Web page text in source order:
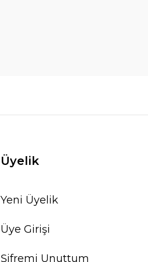
Üyelik
Yeni Üyelik
Üye Girişi
Şifremi Unuttum